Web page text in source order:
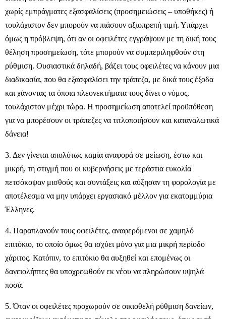
χωρίς εμπράγματες εξασφαλίσεις (προσημειώσεις – υποθήκες) ή
τουλάχιστον δεν μπορούν να πιάσουν αξιοπρεπή τιμή. Υπάρχει
όμως η πρόβλεψη, ότι αν οι οφειλέτες εγγράψουν με τη δική τους
θέληση προσημείωση, τότε μπορούν να συμπεριληφθούν στη
ρύθμιση. Ουσιαστικά δηλαδή, βάζει τους οφειλέτες να κάνουν μια
διαδικασία, που θα εξασφαλίσει την τράπεζα, με δικά τους έξοδα
και χάνοντας τα όποια πλεονεκτήματα τους δίνει ο νόμος,
τουλάχιστον μέχρι τώρα. Η προσημείωση αποτελεί προϋπόθεση
για να μπορέσουν οι τράπεζες να τιτλοποιήσουν και καταναλωτικά
δάνεια!
3. Δεν γίνεται απολύτως καμία αναφορά σε μείωση, έστω και
μικρή, τη στιγμή που οι κυβερνήσεις με τεράστια ευκολία
πετσόκοψαν μισθούς και συντάξεις και αύξησαν τη φορολογία με
αποτέλεσμα να μην υπάρχει εργασιακό μέλλον για εκατομμύρια
Έλληνες.
4. Παραπλανούν τους οφειλέτες, αναφερόμενοι σε χαμηλό
επιτόκιο, το οποίο όμως θα ισχύει μόνο για μια μικρή περίοδο
χάριτος. Κατόπιν, το επιτόκιο θα αυξηθεί και επομένως οι
δανειολήπτες θα υποχρεωθούν εκ νέου να πληρώσουν υψηλά
ποσά.
5. Όταν οι οφειλέτες προχωρούν σε οικιοθελή ρύθμιση δανείων,